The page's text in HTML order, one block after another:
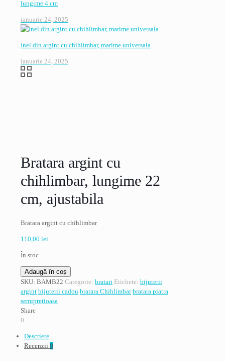
lungime 4 cm
ianuarie 24, 2025
Inel din argint cu chihlimbar, marime universala
ianuarie 24, 2025
Bratara argint cu
chihlimbar, lungime 22
cm, ajustabila
Bratara argint cu chihlimbar
110,00 lei
În stoc
Cantitate
Bratara
argint
cu
chihlimbar,
lungime
cm,
ajustabila
Adaugă în coș
SKU: BAMB22 Categorie: bratari Etichete: bijuterii
argint bijuterii cadou bratara Chihlimbar bratara piatra
semipretioasa
Share
0
Descriere
Recenzii 0